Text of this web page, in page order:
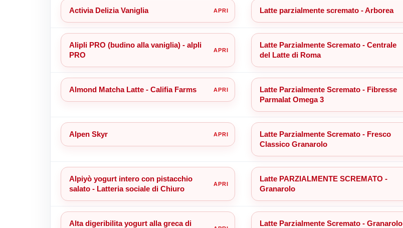
Activia Delizia Vaniglia Latte parzialmente scremato - Arborea
Alipli PRO (budino alla vaniglia) - alpli
PRO
Latte Parzialmente Scremato - Centrale
del Latte di Roma
Almond Matcha Latte - Califia Farms
Latte Parzialmente Scremato - Fibresse
Parmalat Omega 3
Alpen Skyr
Latte Parzialmente Scremato - Fresco
Classico Granarolo
Alpiyò yogurt intero con pistacchio
salato - Latteria sociale di Chiuro
Latte PARZIALMENTE SCREMATO -
Granarolo
Alta digeribilita yogurt alla greca di
Latte Parzialmente Scremato - Granarolo